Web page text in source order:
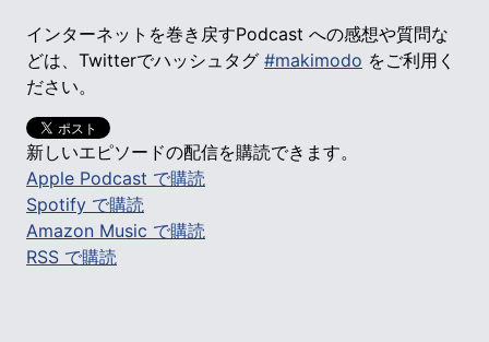
インターネットを巻き戻すPodcast への感想や質問な
どは、Twitterでハッシュタグ #makimodo をご利用く
ださい。
新しいエピソードの配信を購読できます。
Apple Podcast で購読
Spotify で購読
Amazon Music で購読
RSS で購読